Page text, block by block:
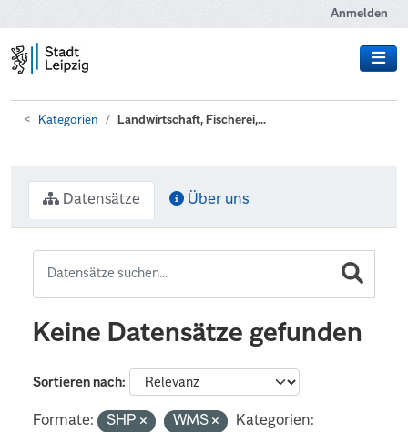
Anmelden
Kategorien Landwirtschaft, Fischerei,...
Datensätze Über uns
Keine Datensätze gefunden
Sortieren nach
Formate: SHP WMS
Kategorien: